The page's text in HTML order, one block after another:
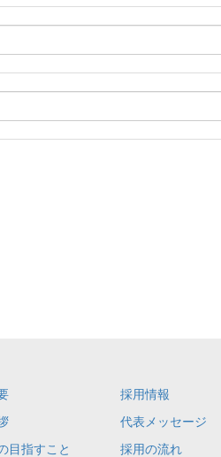
目指すこと
採用情報
代表メッセージ
採用の流れ